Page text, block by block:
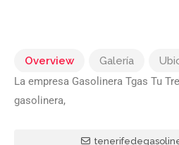
Overview Galería
La empresa Gasolinera Tgas Tu
gasolinera,